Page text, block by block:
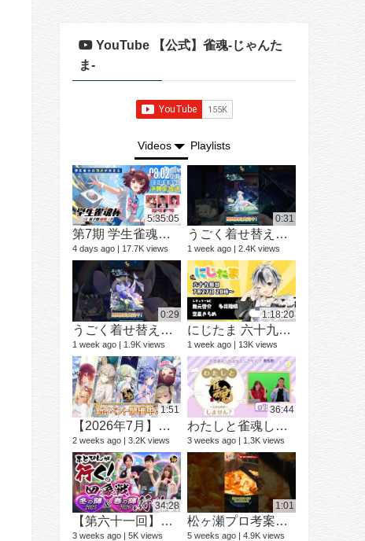
YouTube 【公式】雀魂-じゃんた
ま-
Videos Playlists
5:35:05
第7期 学生雀魂杯 南場 決勝
4 days ago 17.7K views
0:31
うごく着せ替え紹介動画 ミラ #shorts
1 week ago 2.4K views
0:29
うごく着せ替え紹介動画 七海 礼奈 #shorts
1 week ago 1.9K views
1:18:20
にじたま 六十九局目 今日は何のルールで遊ぼうかにゃ？
1 week ago 13K views
1:51
【2026年7月】「雀魂 じゃんたま」 イベント 新内容一覧
2 weeks ago 3.2K views
36:44
わたしと雀魂しません？ 第13回目内田真礼とおはなししません！？
3 weeks ago 1.3K views
34:28
【第六十一回】ふとぴんが行く！四象戦 冬の陣25/春の陣26 編
3 weeks ago 5K views
1:01
松ヶ瀬プロ考案とりたまコラボメニュー試食！【とりたま#26】
5 weeks ago 4.9K views